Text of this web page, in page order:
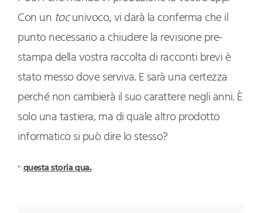
Con un tocunivoco, vi darà la conferma che il
punto necessario a chiudere la revisione pre-
stampa della vostra raccolta di racconti brevi è
stato messo dove serviva. E sarà una certezza
perché non cambierà il suo carattere negli anni. È
solo una tastiera, ma di quale altro prodotto
informatico si può dire lo stesso?
*:questa storia qua.